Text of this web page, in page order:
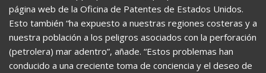
página web de la Oficina de Patentes de Estados Unidos.
Esto también “ha expuesto a nuestras regiones costeras y a
nuestra población a los peligros asociados con la perforación
(petrolera) mar adentro”, añade. “Estos problemas han
conducido a una creciente toma de conciencia y el deseo de